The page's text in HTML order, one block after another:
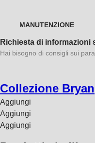
MANUTENZIONE
Richiesta di informazioni
Hai bisogno di consigli sui
Collezione Bryan
Aggiungi
Aggiungi
Aggiungi